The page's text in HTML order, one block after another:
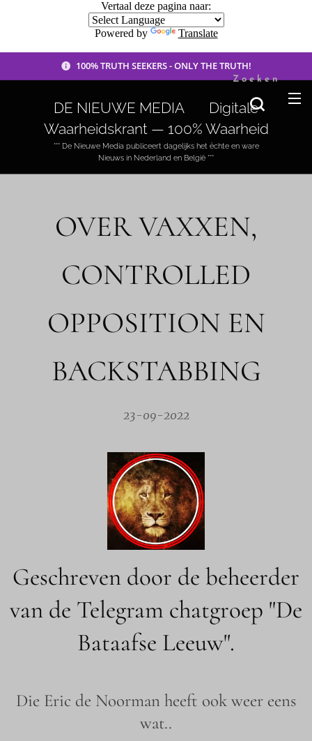
Vertaal deze pagina naar:
Powered by Translate
100% TRUTH SEEKERS - ONLY THE TRUTH!
DE NIEUWE MEDIA 🟣 Digitale
Waarheidskrant — 100% Waarheid
*** De Nieuwe Media publiceert dagelijks het èchte en ware
Nieuws in Nederland en België ***
Zoeken
OVER VAXXEN,
CONTROLLED
OPPOSITION EN
BACKSTABBING
23-09-2022
Geschreven door de beheerder
van de Telegram chatgroep "De
Bataafse Leeuw".
Die Eric de Noorman heeft ook weer eens
wat..